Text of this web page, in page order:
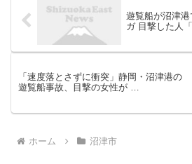
ロジェクトを稼働する。映画祭...
遊覧船が沼津
ガ 目撃した人
「速度落とさずに衝突」静岡・沼津港の
遊覧船事故、目撃の女性が …
ホーム 沼津市